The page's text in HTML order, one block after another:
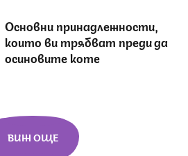
Основни принадлежности,
които ви трябват преди да
осиновите коте
ВИЖ ОЩЕ